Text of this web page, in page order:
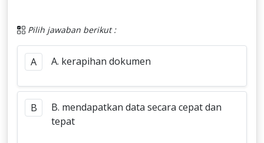
Pilih jawaban berikut :
A A. kerapihan dokumen
B
B. mendapatkan data secara cepat dan
tepat